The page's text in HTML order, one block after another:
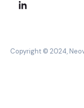
Copyright © 2024,